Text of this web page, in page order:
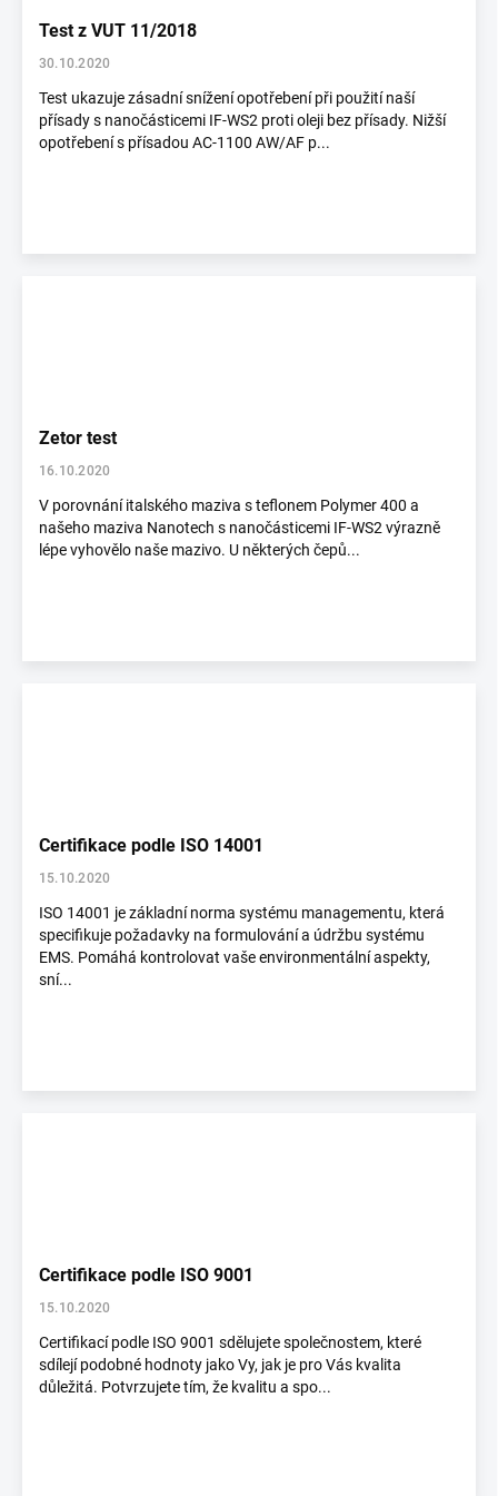
Test z VUT 11/2018
30.10.2020
Test ukazuje zásadní snížení opotřebení při použití naší
přísady s nanočásticemi IF-WS2 proti oleji bez přísady. Nižší
opotřebení s přísadou AC-1100 AW/AF p...
Zetor test
16.10.2020
V porovnání italského maziva s teflonem Polymer 400 a
našeho maziva Nanotech s nanočásticemi IF-WS2 výrazně
lépe vyhovělo naše mazivo. U některých čepů...
Certifikace podle ISO 14001
15.10.2020
ISO 14001 je základní norma systému managementu, která
specifikuje požadavky na formulování a údržbu systému
EMS. Pomáhá kontrolovat vaše environmentální aspekty,
sní...
Certifikace podle ISO 9001
15.10.2020
Certifikací podle ISO 9001 sdělujete společnostem, které
sdílejí podobné hodnoty jako Vy, jak je pro Vás kvalita
důležitá. Potvrzujete tím, že kvalitu a spo...